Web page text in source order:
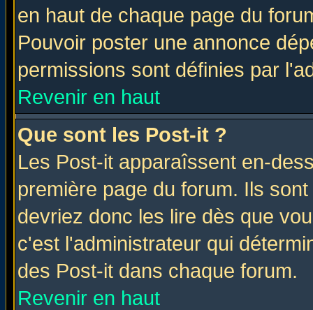
en haut de chaque page du
Pouvoir poster une annonce
permissions sont définies par
Revenir en haut
Que sont les Post-it ?
Les Post-it apparaîssent en-
première page du forum. Ils
devriez donc les lire dès que
c'est l'administrateur qui
des Post-it dans chaque forum.
Revenir en haut